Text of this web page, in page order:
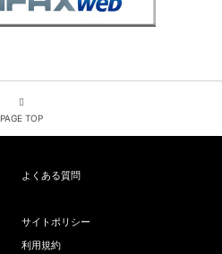
PAGE TOP
よくある質問
サイトポリシー
利用規約